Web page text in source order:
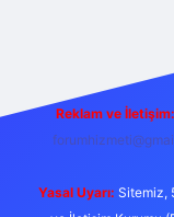
Reklam ve İletişim:
Yasal Uyarı: Sitemiz,